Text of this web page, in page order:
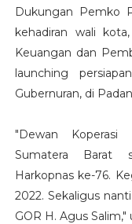
Dukungan Pemko
kehadiran wali
Keuangan dan
launching
Gubernuran, di
"Dewan Koperasi
Sumatera Barat
Harkopnas ke-76.
2022. Sekaligus
GOR H. Agus